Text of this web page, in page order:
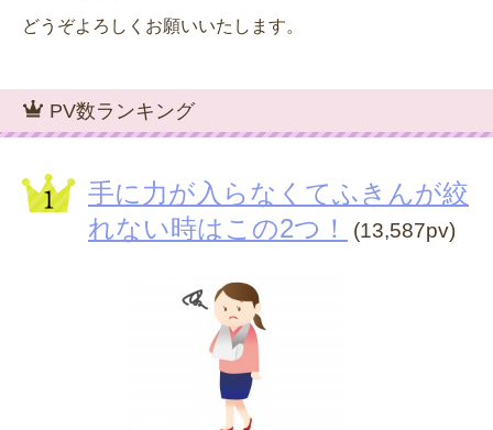
どうぞよろしくお願いいたします。
PV数ランキング
手に力が入らなくてふきんが絞
れない時はこの2つ！
(13,587pv)